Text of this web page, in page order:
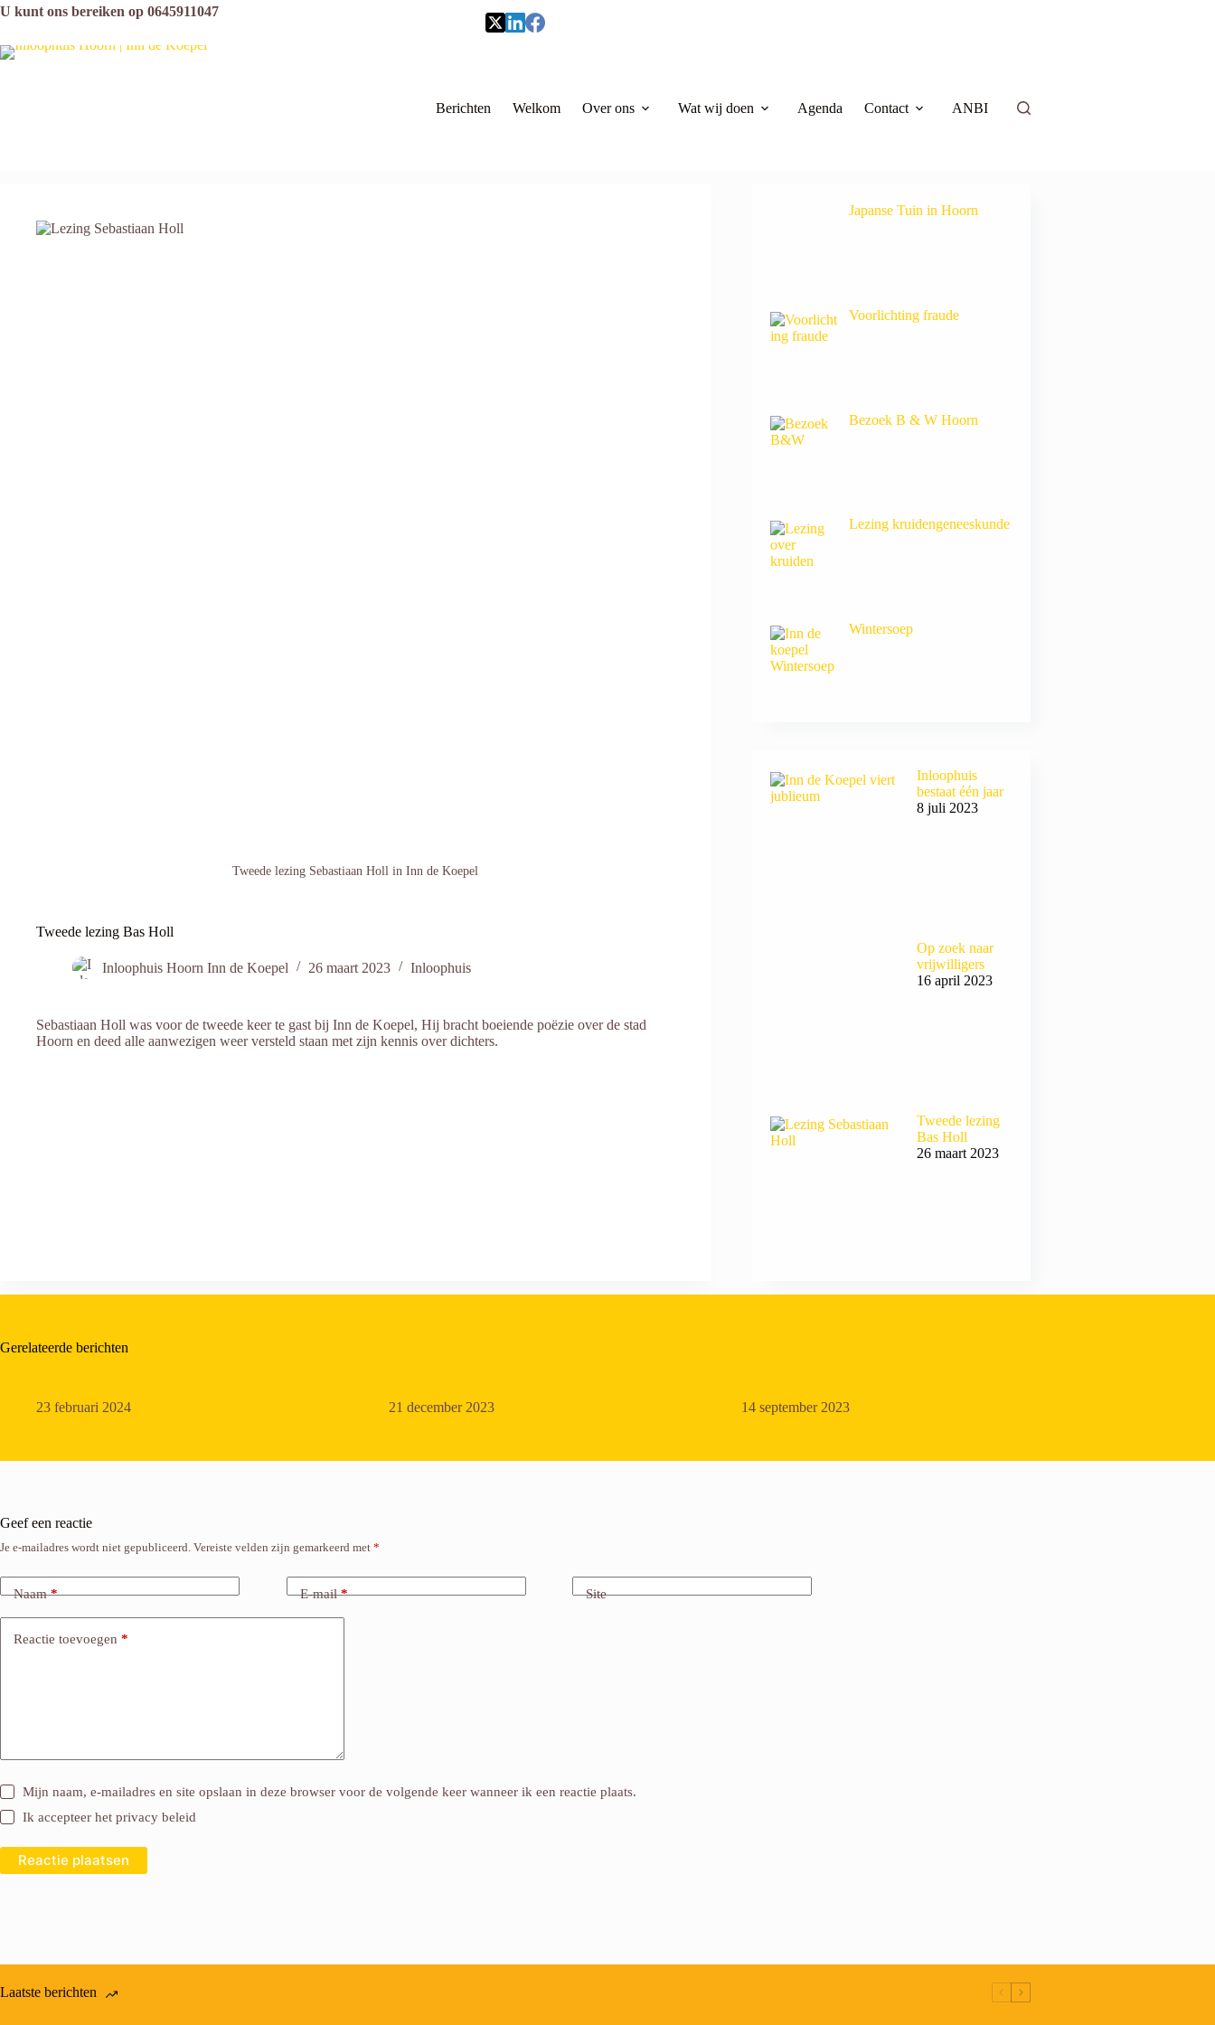
U kunt ons bereiken op 0645911047
Berichten Welkom Over ons Wat wij doen Agenda Contact ANBI
Tweede lezing Sebastiaan Holl in Inn de Koepel
Tweede lezing Bas Holl
Inloophuis Hoorn Inn de Koepel 26 maart 2023 Inloophuis
Sebastiaan Holl was voor de tweede keer te gast bij Inn de Koepel, Hij bracht boeiende poëzie over de stad
Hoorn en deed alle aanwezigen weer versteld staan met zijn kennis over dichters.
Japanse Tuin in Hoorn
Voorlichting fraude
Bezoek B & W Hoorn
Lezing kruidengeneeskunde
Wintersoep
Inloophuis
bestaat één jaar
8 juli 2023
Op zoek naar
vrijwilligers
16 april 2023
Tweede lezing
Bas Holl
26 maart 2023
Gerelateerde berichten
23 februari 2024
21 december 2023
14 september 2023
Geef een reactie
Je e-mailadres wordt niet gepubliceerd. Vereiste velden zijn gemarkeerd met *
Naam* E-mail* Site
Reactie toevoegen *
Mijn naam, e-mailadres en site opslaan in deze browser voor de volgende keer wanneer ik een reactie plaats.
Ik accepteer hetprivacy beleid
Reactie plaatsen
Laatste berichten